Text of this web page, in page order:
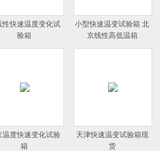
性快速温度变化试
验箱
小型快速温变试验箱 北
京线性高低温箱
温度快速变化试验
箱
天津快速温变试验箱现
货